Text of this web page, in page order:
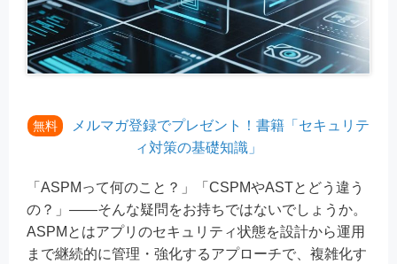
無料
メルマガ登録でプレゼント！書籍「セキュリテ
ィ対策の基礎知識」
「ASPMって何のこと？」「CSPMやASTとどう違う
の？」——そんな疑問をお持ちではないでしょうか。
ASPMとはアプリのセキュリティ状態を設計から運用
まで継続的に管理・強化するアプローチで、複雑化す